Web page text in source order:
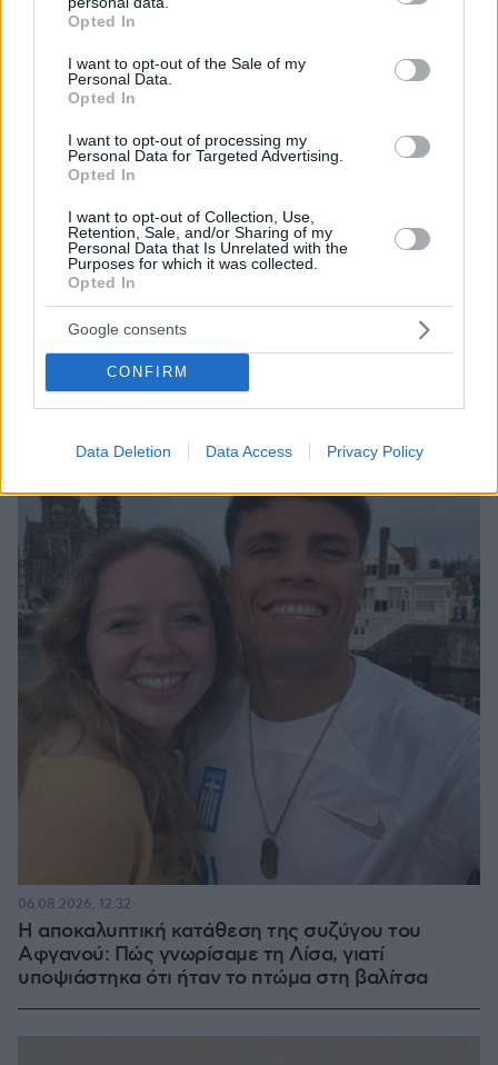
grant or deny consent to Google and its third-party tags to
use your data for below specified purposes in below Google
consent section.
Opted In
I want to opt-out of the Sale of my
Personal Data.
Opted In
I want to opt-out of processing my
Personal Data for Targeted Advertising.
Opted In
I want to opt-out of Collection, Use,
Retention, Sale, and/or Sharing of my
Personal Data that Is Unrelated with the
Purposes for which it was collected.
Opted In
Google consents
CONFIRM
Data Deletion Data Access Privacy Policy
συνεργασίες, τα κορυφαία του τραγούδια, γιατί δεν
Οι πρώτες δηλώσεις του Λιβάι Γκαρσία: «Με έπεισαν ο
Παναθηναϊκού», βίντεο
πριν 31 λεπτά
είναι παραμελημένος
πριν 32 λεπτά
ΔΕΙΤΕ ΟΛΕΣ ΤΙΣ ΕΙΔΗΣΕΙΣ
ΤΑ ΠΙΟ ΔΗΜΟΦΙΛΗ
Η αποκαλυπτική κατάθεση της συζύγου του
Αφγανού: Πώς γνωρίσαμε τη Λίσα, γιατί
υποψιάστηκα ότι ήταν το πτώμα στη βαλίτσα
06.08.2026, 12:32